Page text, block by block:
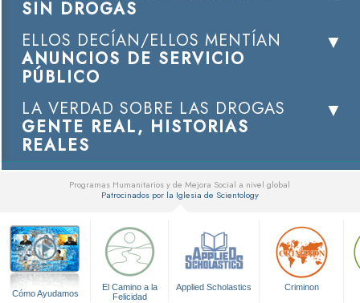
SIN DROGAS
ELLOS DECÍAN/ELLOS MENTÍAN
ANUNCIOS DE SERVICIO
PÚBLICO
LA VERDAD SOBRE LAS DROGAS
GENTE REAL, HISTORIAS
REALES
Programas Humanitarios y de Mejora Social a nivel global
Patrocinados por la Iglesia de Scientology
Cómo Ayudamos
El Camino a la
Felicidad
Applied Scholastics Criminon